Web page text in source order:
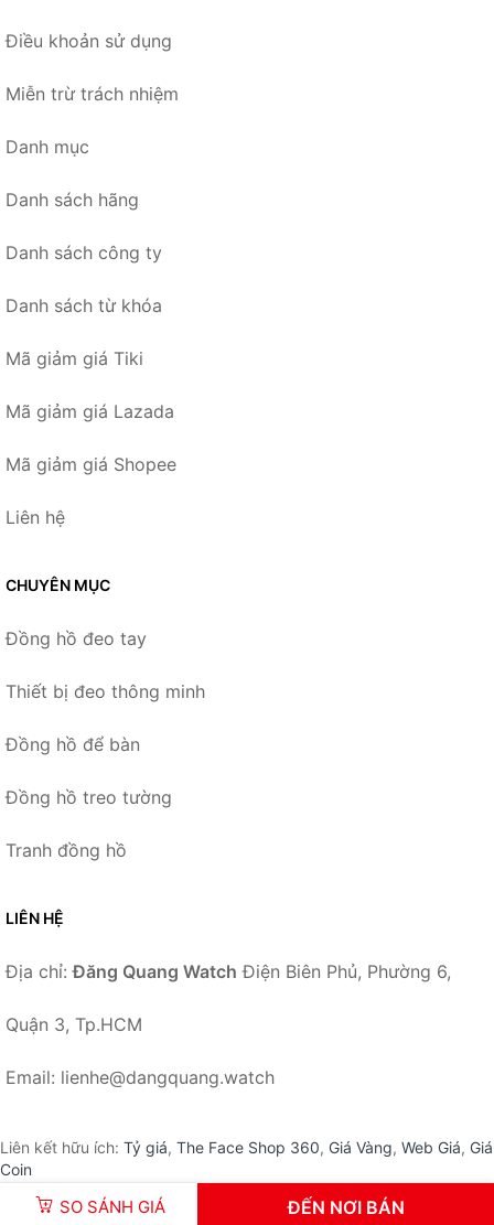
SO SÁNH GIÁ ĐẾN NƠI BÁN
Điều khoản sử dụng
Miễn trừ trách nhiệm
Danh mục
Danh sách hãng
Danh sách công ty
Danh sách từ khóa
Mã giảm giá Tiki
Mã giảm giá Lazada
Mã giảm giá Shopee
Liên hệ
CHUYÊN MỤC
Đồng hồ đeo tay
Thiết bị đeo thông minh
Đồng hồ để bàn
Đồng hồ treo tường
Tranh đồng hồ
LIÊN HỆ
Địa chỉ:Đăng Quang Watch Điện Biên Phủ, Phường 6,
Quận 3, Tp.HCM
Email: lienhe@dangquang.watch
Liên kết hữu ích: Tỷ giá, The Face Shop 360, Giá Vàng, Web Giá, Giá
Coin
© 2026 – DangQuang.Watch Đăng Quang Watch